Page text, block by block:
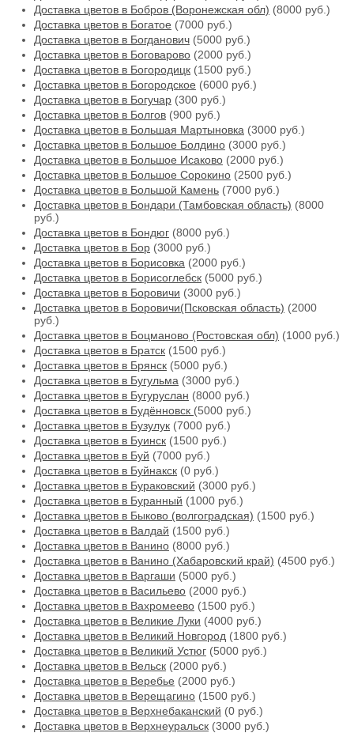
Доставка цветов в Бобров (Воронежская обл) (8000 руб.)
Доставка цветов в Богатое (7000 руб.)
Доставка цветов в Богданович (5000 руб.)
Доставка цветов в Боговарово (2000 руб.)
Доставка цветов в Богородицк (1500 руб.)
Доставка цветов в Богородское (6000 руб.)
Доставка цветов в Богучар (300 руб.)
Доставка цветов в Болгов (900 руб.)
Доставка цветов в Большая Мартыновка (3000 руб.)
Доставка цветов в Большое Болдино (3000 руб.)
Доставка цветов в Большое Исаково (2000 руб.)
Доставка цветов в Большое Сорокино (2500 руб.)
Доставка цветов в Большой Камень (7000 руб.)
Доставка цветов в Бондари (Тамбовская область) (8000
руб.)
Доставка цветов в Бондюг (8000 руб.)
Доставка цветов в Бор (3000 руб.)
Доставка цветов в Борисовка (2000 руб.)
Доставка цветов в Борисоглебск (5000 руб.)
Доставка цветов в Боровичи (3000 руб.)
Доставка цветов в Боровичи(Псковская область) (2000
руб.)
Доставка цветов в Боцманово (Ростовская обл) (1000 руб.)
Доставка цветов в Братск (1500 руб.)
Доставка цветов в Брянск (5000 руб.)
Доставка цветов в Бугульма (3000 руб.)
Доставка цветов в Бугуруслан (8000 руб.)
Доставка цветов в Будённовск (5000 руб.)
Доставка цветов в Бузулук (7000 руб.)
Доставка цветов в Буинск (1500 руб.)
Доставка цветов в Буй (7000 руб.)
Доставка цветов в Буйнакск (0 руб.)
Доставка цветов в Бураковский (3000 руб.)
Доставка цветов в Буранный (1000 руб.)
Доставка цветов в Быково (волгоградская) (1500 руб.)
Доставка цветов в Валдай (1500 руб.)
Доставка цветов в Ванино (8000 руб.)
Доставка цветов в Ванино (Хабаровский край) (4500 руб.)
Доставка цветов в Варгаши (5000 руб.)
Доставка цветов в Васильево (2000 руб.)
Доставка цветов в Вахромеево (1500 руб.)
Доставка цветов в Великие Луки (4000 руб.)
Доставка цветов в Великий Новгород (1800 руб.)
Доставка цветов в Великий Устюг (5000 руб.)
Доставка цветов в Вельск (2000 руб.)
Доставка цветов в Веребье (2000 руб.)
Доставка цветов в Верещагино (1500 руб.)
Доставка цветов в Верхнебаканский (0 руб.)
Доставка цветов в Верхнеуральск (3000 руб.)